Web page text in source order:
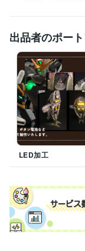
出品者のポー
LED加工